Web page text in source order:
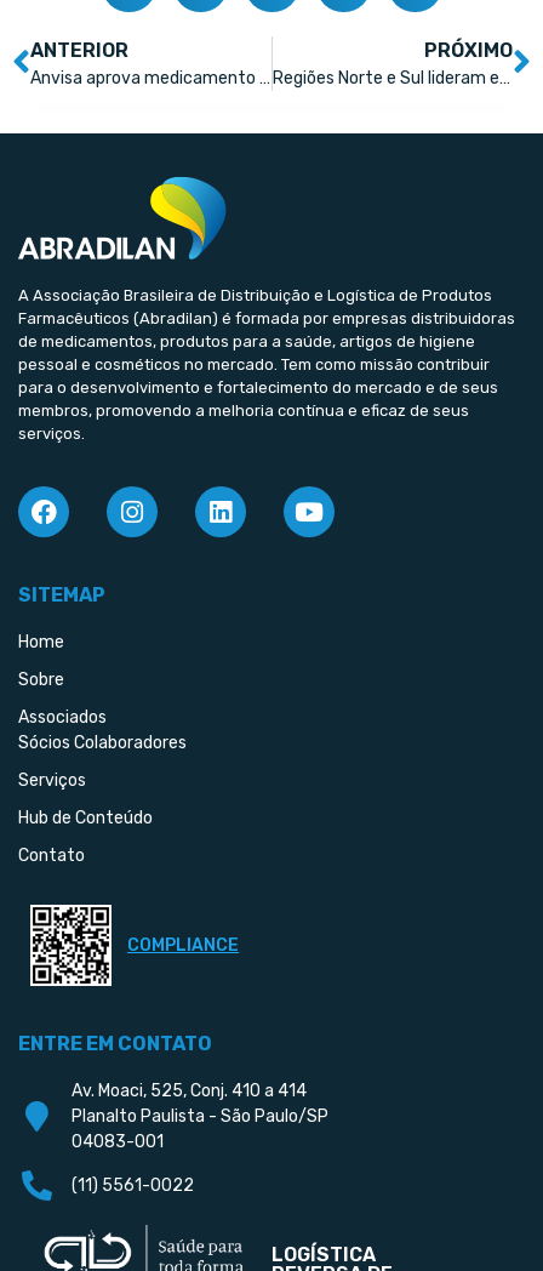
ANTERIOR
Anvisa aprova medicamento contra Covid, mas valor de venda pode ser assustador
PRÓXIMO
Regiões Norte e Sul lideram evolução das farmácias no Brasil
A Associação Brasileira de Distribuição e Logística de Produtos
Farmacêuticos (Abradilan) é formada por empresas distribuidoras
de medicamentos, produtos para a saúde, artigos de higiene
pessoal e cosméticos no mercado. Tem como missão contribuir
para o desenvolvimento e fortalecimento do mercado e de seus
membros, promovendo a melhoria contínua e eficaz de seus
serviços.
SITEMAP
Home
Sobre
Associados
Sócios Colaboradores
Serviços
Hub de Conteúdo
Contato
COMPLIANCE
ENTRE EM CONTATO
Av. Moaci, 525, Conj. 410 a 414
Planalto Paulista - São Paulo/SP
04083-001
(11) 5561-0022
LOGÍSTICA